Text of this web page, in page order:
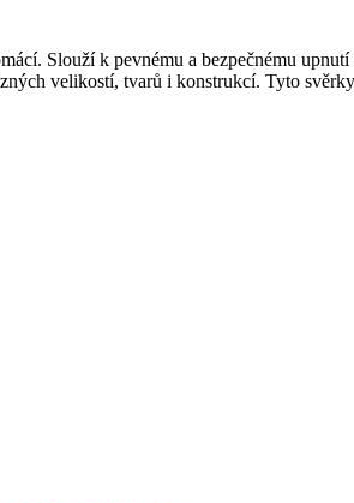
Slouží k pevnému a bezpečnému
velikostí, tvarů i konstrukcí. Tyto